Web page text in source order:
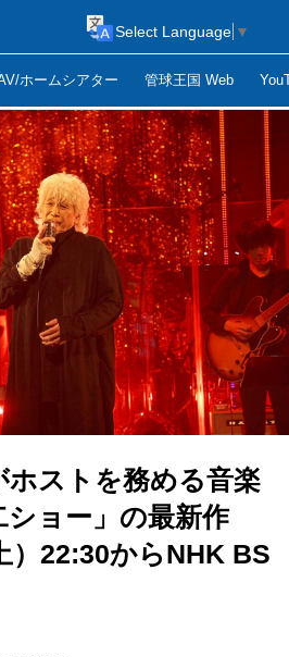
ホームシアター 管球王国 Web
Select Language ▼
ホストを務める音楽
ショー」の最新作
）22:30からNHK BS